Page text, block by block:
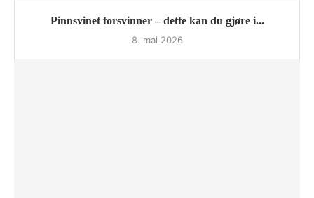
Pinnsvinet forsvinner – dette kan du gjøre i...
8. mai 2026